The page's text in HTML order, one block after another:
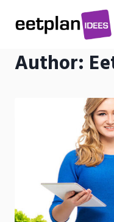
Author: